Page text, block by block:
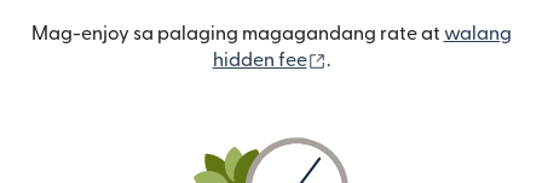
Mag-enjoy sa palaging magagandang rate at walang
hidden fee
.